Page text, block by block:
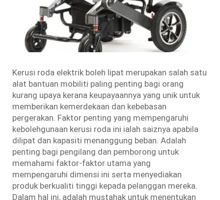
Kerusi roda elektrik boleh lipat merupakan salah satu
alat bantuan mobiliti paling penting bagi orang
kurang upaya kerana keupayaannya yang unik untuk
memberikan kemerdekaan dan kebebasan
pergerakan. Faktor penting yang mempengaruhi
kebolehgunaan kerusi roda ini ialah saiznya apabila
dilipat dan kapasiti menanggung beban. Adalah
penting bagi pengilang dan pemborong untuk
memahami faktor-faktor utama yang
mempengaruhi dimensi ini serta menyediakan
produk berkualiti tinggi kepada pelanggan mereka.
Dalam hal ini, adalah mustahak untuk menentukan